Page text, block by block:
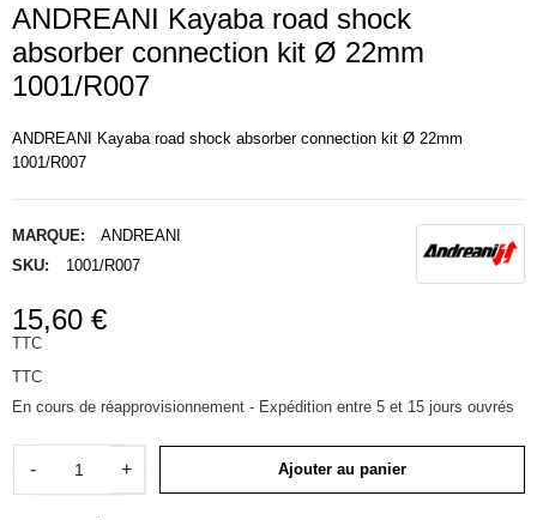
ANDREANI Kayaba road shock
absorber connection kit Ø 22mm
1001/R007
ANDREANI Kayaba road shock absorber connection kit Ø 22mm
1001/R007
MARQUE:
ANDREANI
SKU:
1001/R007
15,60 €
TTC
TTC
En cours de réapprovisionnement - Expédition entre 5 et 15 jours ouvrés
- + Ajouter au panier